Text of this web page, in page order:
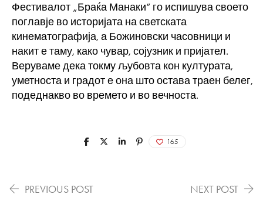
Фестивалот „Браќа Манаки“ го испишува своето
поглавје во историјата на светската
кинематографија, а Божиновски часовници и
накит е таму, како чувар, сојузник и пријател.
Веруваме дека токму љубовта кон културата,
уметноста и градот е она што остава траен белег,
подеднакво во времето и во вечноста.
165
PREVIOUS POST NEXT POST